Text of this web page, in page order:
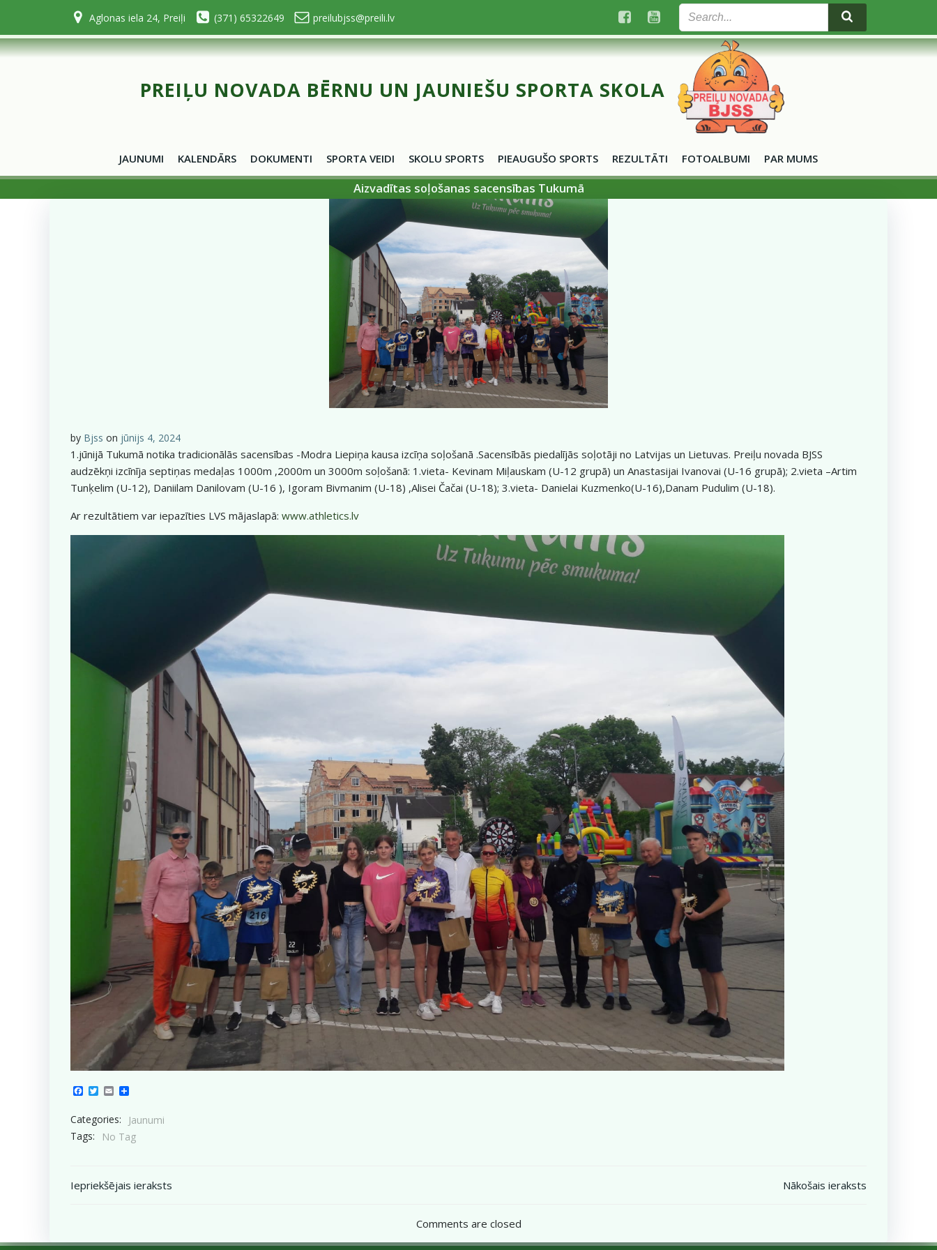
content
Aglonas iela 24, Preiļi (371) 65322649 preilubjss@preili.lv
PREIĻU NOVADA BĒRNU UN JAUNIEŠU SPORTA SKOLA
JAUNUMI KALENDĀRS DOKUMENTI SPORTA VEIDI SKOLU SPORTS PIEAUGUŠO SPORTS REZULTĀTI FOTOALBUMI PAR MUMS
Aizvadītas soļošanas sacensības Tukumā
by Bjss on jūnijs 4, 2024
1.jūnijā Tukumā notika tradicionālās sacensības -Modra Liepiņa kausa izcīņa soļošanā .Sacensībās piedalījās soļotāji no Latvijas un Lietuvas. Preiļu novada BJSS
audzēkņi izcīnīja septiņas medaļas 1000m ,2000m un 3000m soļošanā: 1.vieta- Kevinam Miļauskam (U-12 grupā) un Anastasijai Ivanovai (U-16 grupā); 2.vieta –Artim
Tunķelim (U-12), Daniilam Danilovam (U-16 ), Igoram Bivmanim (U-18) ,Alisei Čačai (U-18); 3.vieta- Danielai Kuzmenko(U-16),Danam Pudulim (U-18).
Ar rezultātiem var iepazīties LVS mājaslapā: www.athletics.lv
Facebook
Twitter
Email
Categories:
Jaunumi
Tags:
No Tag
Post
Iepriekšējais ieraksts
navigation
Nākošais ieraksts
Comments are closed